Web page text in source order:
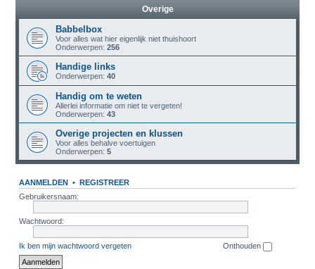
Overige
Babbelbox
Voor alles wat hier eigenlijk niet thuishoort
Onderwerpen: 256
Handige links
Onderwerpen: 40
Handig om te weten
Allerlei informatie om niet te vergeten!
Onderwerpen: 43
Overige projecten en klussen
Voor alles behalve voertuigen
Onderwerpen: 5
AANMELDEN• REGISTREER
Gebruikersnaam:
Wachtwoord:
Ik ben mijn wachtwoord vergeten Onthouden